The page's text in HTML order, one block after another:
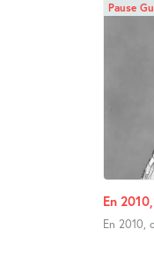
Pause
En
En 2010,